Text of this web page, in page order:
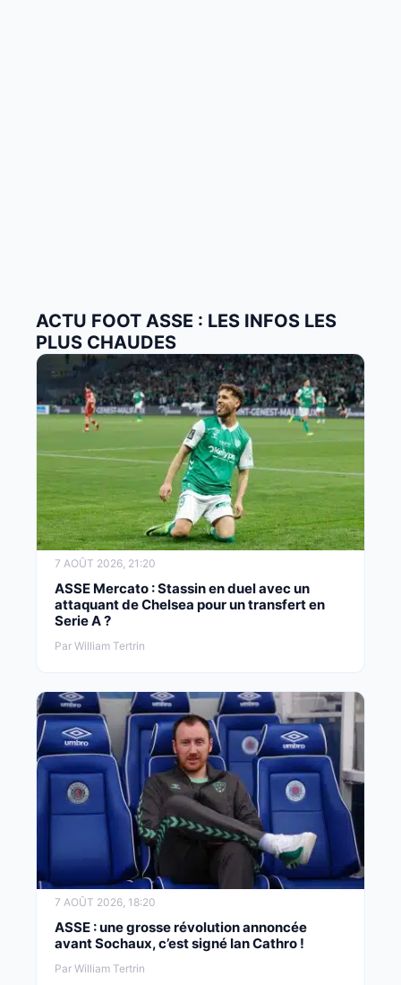
ACTU FOOT ASSE : LES INFOS LES
PLUS CHAUDES
7 AOÛT 2026, 21:20
ASSE Mercato : Stassin en duel avec un
attaquant de Chelsea pour un transfert en
Serie A ?
Par William Tertrin
7 AOÛT 2026, 18:20
ASSE : une grosse révolution annoncée
avant Sochaux, c’est signé Ian Cathro !
Par William Tertrin